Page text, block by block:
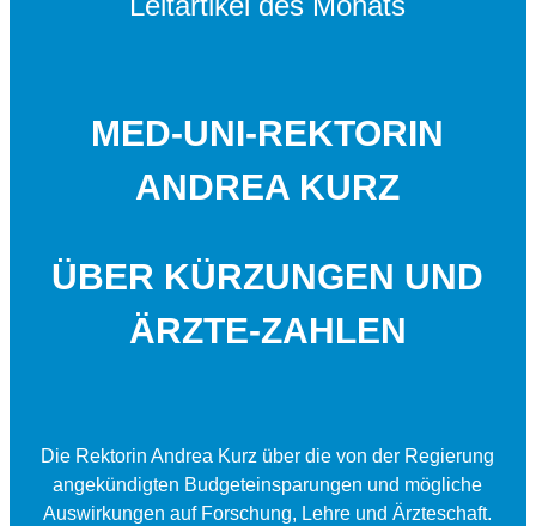
MED-UNI-REKTORIN
ANDREA KURZ
ÜBER KÜRZUNGEN UND
ÄRZTE-ZAHLEN
Die Rektorin Andrea Kurz über die von der Regierung
angekündigten Budgeteinsparungen und mögliche
Auswirkungen auf Forschung, Lehre und Ärzteschaft.